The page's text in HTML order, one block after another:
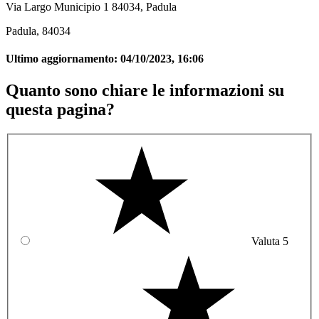
Via Largo Municipio 1 84034, Padula
Padula, 84034
Ultimo aggiornamento: 04/10/2023, 16:06
Quanto sono chiare le informazioni su
questa pagina?
Valuta 5